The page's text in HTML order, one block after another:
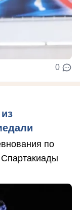
0
по
Спартакиады